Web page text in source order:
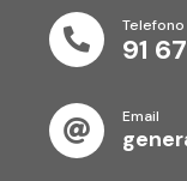

Telefono
91

Email